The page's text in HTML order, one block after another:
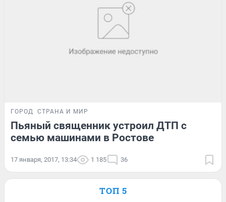
ГОРОД СТРАНА И МИР
Пьяный священник устроил ДТП с
семью машинами в Ростове
17 января, 2017, 13:34 1 185 36
ТОП 5